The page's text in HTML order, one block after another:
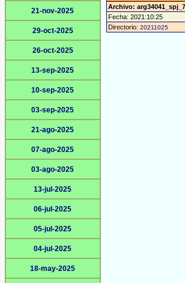
21-nov-2025
29-oct-2025
26-oct-2025
13-sep-2025
10-sep-2025
03-sep-2025
21-ago-2025
07-ago-2025
03-ago-2025
13-jul-2025
06-jul-2025
05-jul-2025
04-jul-2025
18-may-2025
Archivo:
Fecha: 2021:10:25
Directorio: 20211025